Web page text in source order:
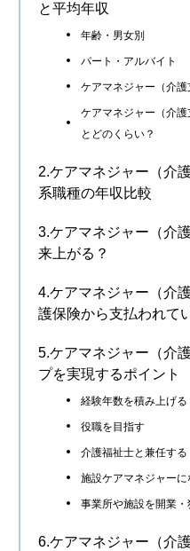
と平均年収
年齢・男女別
パート・アルバイト
ケアマネジャー（介
ケアマネジャー（介
とどのくらい？
2.ケアマネジャー（介
系職種の年収比較
3.ケアマネジャー（介
来上がる？
4.ケアマネジャー（介
護保険から支払われて
5.ケアマネジャー（介
プを実現するポイント
経験年数を積み上げる
役職を目指す
介護福祉士と兼任する
施設ケアマネジャーに
事業所や施設を開業・
6.ケアマネジャー（介